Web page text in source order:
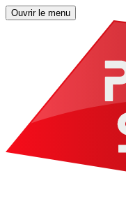
Ouvrir le menu